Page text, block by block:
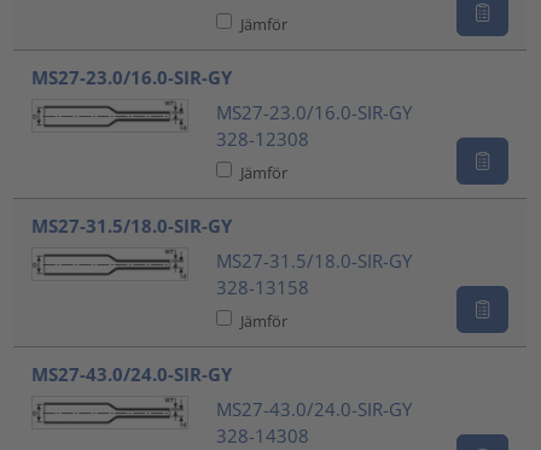
Jämför
MS27-23.0/16.0-SIR-GY
MS27-23.0/16.0-SIR-GY
328-12308
Jämför
MS27-31.5/18.0-SIR-GY
MS27-31.5/18.0-SIR-GY
328-13158
Jämför
MS27-43.0/24.0-SIR-GY
MS27-43.0/24.0-SIR-GY
328-14308